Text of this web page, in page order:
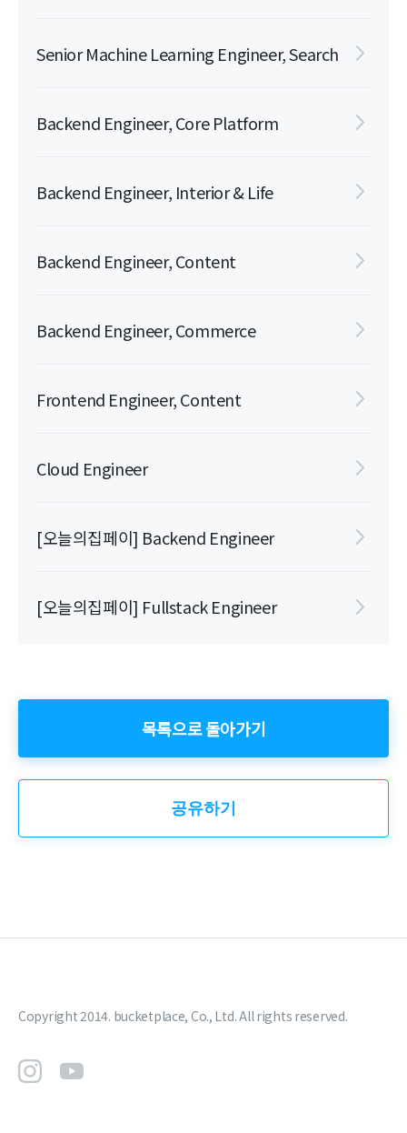
Senior Machine Learning Engineer, Search
Backend Engineer, Core Platform
Backend Engineer, Interior & Life
Backend Engineer, Content
Backend Engineer, Commerce
Frontend Engineer, Content
Cloud Engineer
[오늘의집페이] Backend Engineer
[오늘의집페이] Fullstack Engineer
목록으로 돌아가기
공유하기
Copyright 2014. bucketplace, Co., Ltd. All rights reserved.